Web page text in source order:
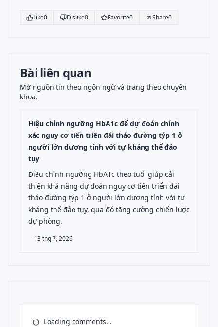
Like0 Dislike0 Favorite0 Share0
Bài liên quan
Mở nguồn tin theo ngôn ngữ và trang theo chuyên
khoa.
Hiệu chỉnh ngưỡng HbA1c để dự đoán chính
xác nguy cơ tiến triển đái tháo đường týp 1 ở
người lớn dương tính với tự kháng thể đảo
tụy
Điều chỉnh ngưỡng HbA1c theo tuổi giúp cải
thiện khả năng dự đoán nguy cơ tiến triển đái
tháo đường týp 1 ở người lớn dương tính với tự
kháng thể đảo tụy, qua đó tăng cường chiến lược
dự phòng.
13 thg 7, 2026
Loading comments...